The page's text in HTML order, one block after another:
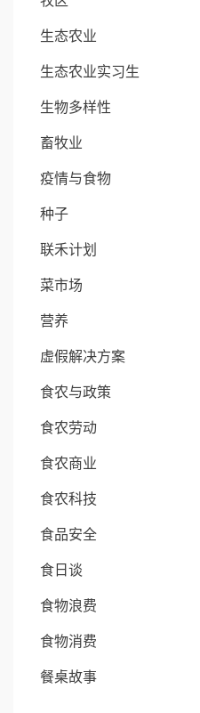
生态农业
生态农业实习生
生物多样性
畜牧业
疫情与食物
种子
联禾计划
菜市场
营养
虚假解决方案
食农与政策
食农劳动
食农商业
食农科技
食品安全
食日谈
食物浪费
食物消费
餐桌故事